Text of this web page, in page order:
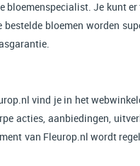
bloemenspecialist. Je kunt
bestelde bloemen worden
vind je in het
acties, aanbiedingen,
van Fleurop.nl wordt